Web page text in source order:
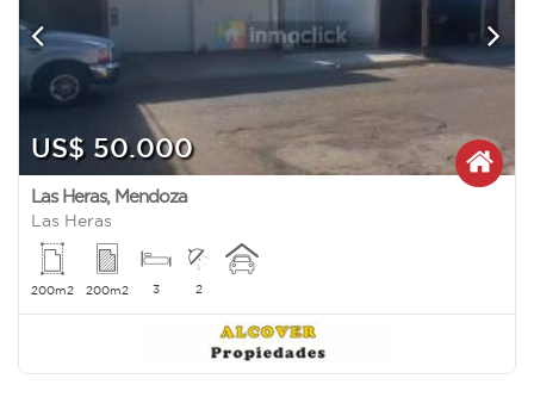
US$ 50.000
Las Heras, Mendoza
Las Heras
200m2 200m2 3 2